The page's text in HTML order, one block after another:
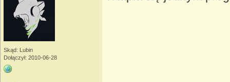
Skąd: Lubin
Dołączył: 2010-06-28